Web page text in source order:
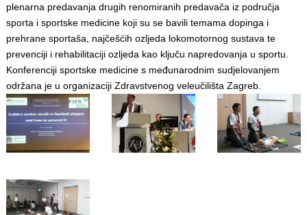
plenarna predavanja drugih renomiranih predavača iz područja
sporta i sportske medicine koji su se bavili temama dopinga i
prehrane sportaša, najčešćih ozljeda lokomotornog sustava te
prevenciji i rehabilitaciji ozljeda kao ključu napredovanja u sportu.
Konferenciji sportske medicine s međunarodnim sudjelovanjem
održana je u organizaciji Zdravstvenog veleučilišta Zagreb.